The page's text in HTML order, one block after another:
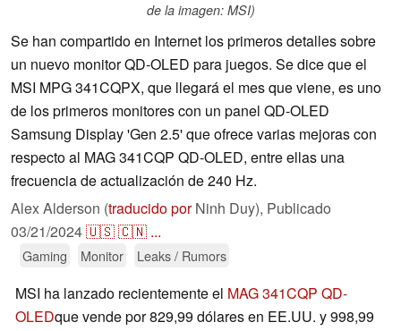
de la imagen: MSI)
Se han compartido en Internet los primeros detalles sobre
un nuevo monitor QD-OLED para juegos. Se dice que el
MSI MPG 341CQPX, que llegará el mes que viene, es uno
de los primeros monitores con un panel QD-OLED
Samsung Display 'Gen 2.5' que ofrece varias mejoras con
respecto al MAG 341CQP QD-OLED, entre ellas una
frecuencia de actualización de 240 Hz.
Alex Alderson (traducido porNinh Duy), Publicado
03/21/2024🇺🇸🇨🇳 ...
Gaming Monitor Leaks / Rumors
MSI ha lanzado recientemente el MAG 341CQP QD-
OLEDque vende por 829,99 dólares en EE.UU. y 998,99